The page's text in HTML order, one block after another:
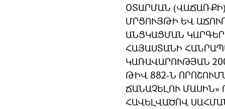
ՕՏԱՐՄԱՆ
ՄՐՑՈՒՅԹԻ ԵՎ
ԱՆՑԿԱՑՄԱՆ
ՀԱՅԱՍՏԱՆԻ
ԿԱՌԱՎԱՐՈՒԹՅԱՆ
ԹԻՎ 882-Ն
ՃԱՆԱՉԵԼՈՒ
ՀԱՎԵԼՎԱԾՈՎ